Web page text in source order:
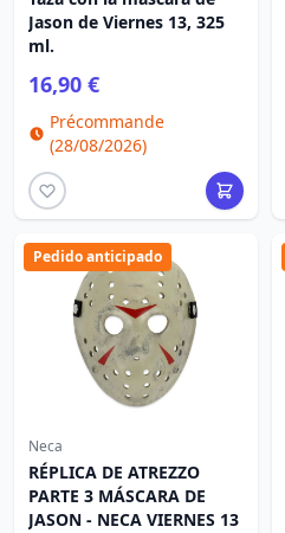
Jason de Viernes 13, 325
ml.
16,90 €
Précommande
(28/08/2026)
Pedido anticipado
Neca
RÉPLICA DE ATREZZO
PARTE 3 MÁSCARA DE
JASON - NECA VIERNES 13